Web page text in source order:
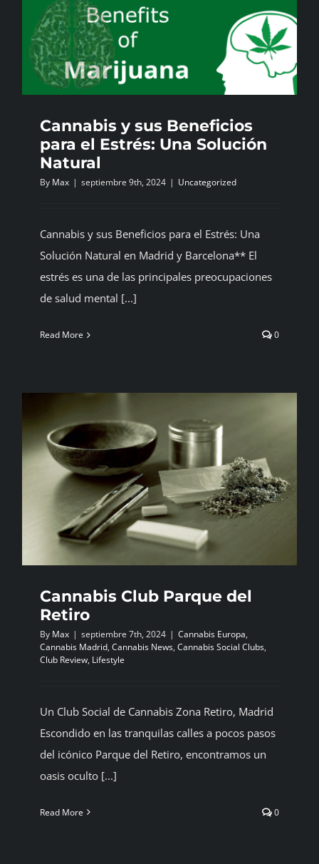
Cannabis y sus Beneficios
para el Estrés: Una Solución
Natural
By Max | septiembre 9th, 2024 | Uncategorized
Cannabis y sus Beneficios para el Estrés: Una
Solución Natural en Madrid y Barcelona** El
estrés es una de las principales preocupaciones
de salud mental [...]
Read More 0
Cannabis Club Parque del
Retiro
By Max | septiembre 7th, 2024 | Cannabis Europa,
Cannabis Madrid, Cannabis News, Cannabis Social Clubs,
Club Review, Lifestyle
Un Club Social de Cannabis Zona Retiro, Madrid
Escondido en las tranquilas calles a pocos pasos
del icónico Parque del Retiro, encontramos un
oasis oculto [...]
Read More 0